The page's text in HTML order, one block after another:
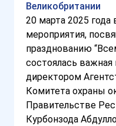
Великобритании
20 марта 2025
мероприятия,
празднованию
состоялась
директором
Комитета охраны
Правительстве
Курбонзода